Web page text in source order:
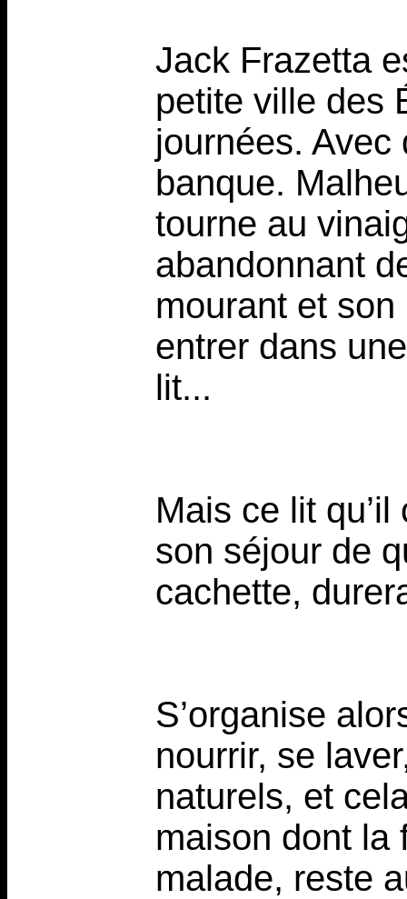
Jack Frazetta
petite ville des
journées. Avec
banque.
tourne au
abandonnant
mourant et
entrer dans
lit...
Mais ce lit
son séjour de
cachette,
S’organise
nourrir, se
naturels, et
maison dont la
malade, reste